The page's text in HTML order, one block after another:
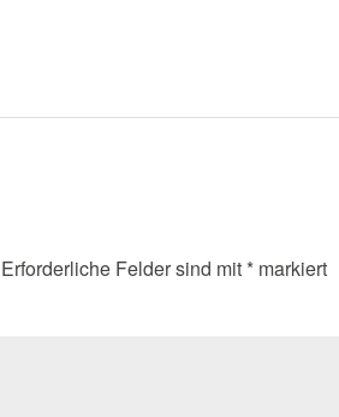
Erforderliche Felder sind mit * markiert